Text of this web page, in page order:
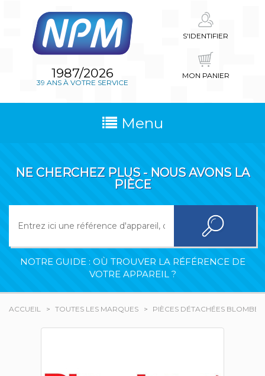
1987/2026
39 ANS À VOTRE SERVICE
S'IDENTIFIER
MON PANIER
Menu
NE CHERCHEZ PLUS - NOUS AVONS LA
PIÈCE
NOTRE GUIDE : OÙ TROUVER LA RÉFÉRENCE DE
VOTRE APPAREIL ?
ACCUEIL TOUTES LES MARQUES PIÈCES DÉTACHÉES